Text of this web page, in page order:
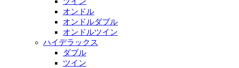
オンドル
オンドルダブル
オンドルツイン
ハイデラックス
ダブル
ツイン